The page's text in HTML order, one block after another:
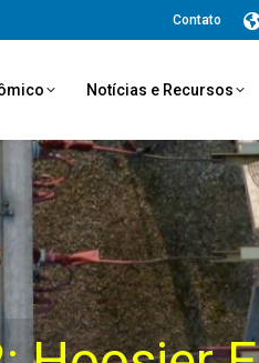
Contato
Notícias e Recursos